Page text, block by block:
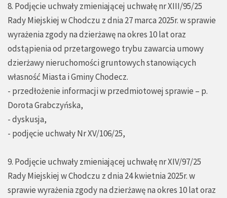
8. Podjęcie uchwały zmieniającej uchwałę nr XIII/95/25
Rady Miejskiej w Chodczu z dnia 27 marca 2025r. w sprawie
wyrażenia zgody na dzierżawę na okres 10 lat oraz
odstąpienia od przetargowego trybu zawarcia umowy
dzierżawy nieruchomości gruntowych stanowiących
własność Miasta i Gminy Chodecz.
- przedłożenie informacji w przedmiotowej sprawie – p.
Dorota Grabczyńska,
- dyskusja,
- podjęcie uchwały Nr XV/106/25,
9. Podjęcie uchwały zmieniającej uchwałę nr XIV/97/25
Rady Miejskiej w Chodczu z dnia 24 kwietnia 2025r. w
sprawie wyrażenia zgody na dzierżawę na okres 10 lat oraz